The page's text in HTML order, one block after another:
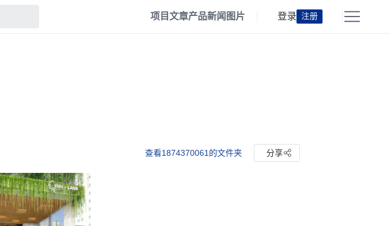
项目文章产品新闻 图片 登录 注册
查看1874370061的文件夹 分享